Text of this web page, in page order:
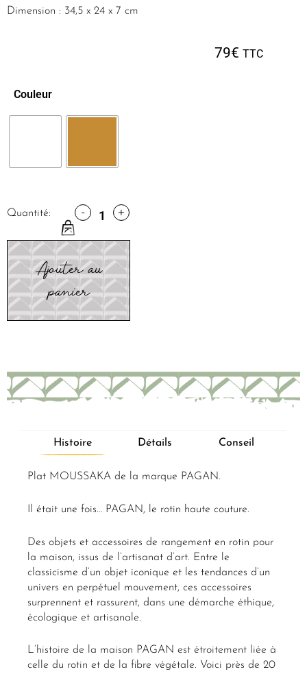
Dimension : 34,5 x 24 x 7 cm
79€ TTC
Couleur
Quantité: - +
Ajouter au
panier
Histoire Détails Conseil
Plat MOUSSAKA de la marque PAGAN.
Il était une fois… PAGAN, le rotin haute couture.
Des objets et accessoires de rangement en rotin pour
la maison, issus de l’artisanat d’art. Entre le
classicisme d’un objet iconique et les tendances d’un
univers en perpétuel mouvement, ces accessoires
surprennent et rassurent, dans une démarche éthique,
écologique et artisanale.
L’histoire de la maison PAGAN est étroitement liée à
celle du rotin et de la fibre végétale. Voici près de 20